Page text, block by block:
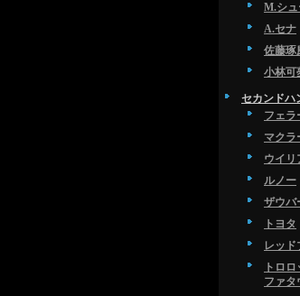
M.シ
A.セナ
佐藤琢
小林可
セカンドハ
フェラ
マクラ
ウイリ
ルノー
ザウバ
トヨタ
レッド
トロ
ファタ